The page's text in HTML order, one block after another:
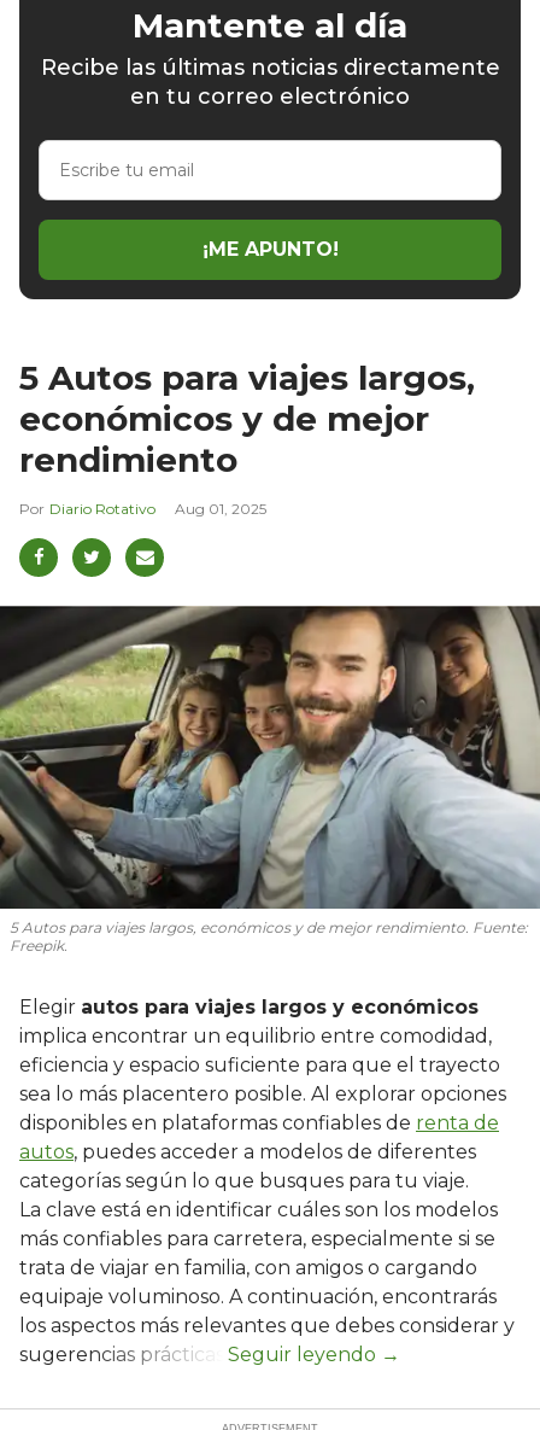
Mantente al día
Recibe las últimas noticias directamente
en tu correo electrónico
Escribe
email
¡ME APUNTO!
5 Autos para viajes largos,
económicos y de mejor
rendimiento
Diario Rotativo Aug 01, 2025
5 Autos para viajes largos, económicos y de mejor rendimiento. Fuente:
Freepik.
Elegir autos para viajes largos y económicos
implica encontrar un equilibrio entre comodidad,
eficiencia y espacio suficiente para que el trayecto
sea lo más placentero posible. Al explorar opciones
disponibles en plataformas confiables de renta de
autos, puedes acceder a modelos de diferentes
categorías según lo que busques para tu viaje.
La clave está en identificar cuáles son los modelos
más confiables para carretera, especialmente si se
trata de viajar en familia, con amigos o cargando
equipaje voluminoso. A continuación, encontrarás
los aspectos más relevantes que debes considerar y
sugerencias prácticas.